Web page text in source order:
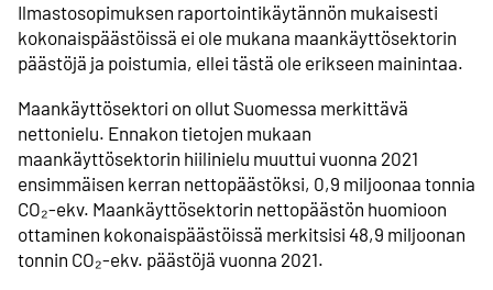
Ilmastosopimuksen raportointikäytännön mukaisesti
kokonaispäästöissä ei ole mukana maankäyttösektorin
päästöjä ja poistumia, ellei tästä ole erikseen mainintaa.
Maankäyttösektori on ollut Suomessa merkittävä
nettonielu. Ennakon tietojen mukaan
maankäyttösektorin hiilinielu muuttui vuonna 2021
ensimmäisen kerran nettopäästöksi, 0,9 miljoonaa tonnia
CO₂-ekv. Maankäyttösektorin nettopäästön huomioon
ottaminen kokonaispäästöissä merkitsisi 48,9 miljoonan
tonnin CO₂-ekv. päästöjä vuonna 2021.